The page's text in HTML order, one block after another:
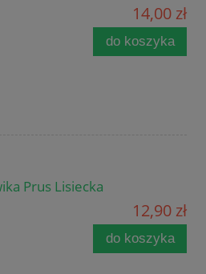
14,00 zł
do koszyka
Prus Lisiecka
12,90 zł
do koszyka